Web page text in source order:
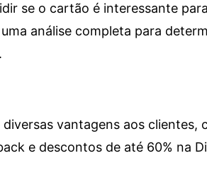
se o cartão é interessante
análise completa para
vantagens aos clientes,
e descontos de até 60% na